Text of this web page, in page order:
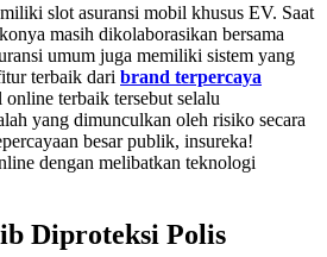
slot asuransi mobil khusus EV. Saat
masih dikolaborasikan bersama
umum juga memiliki sistem yang
terbaik dari brand terpercaya
terbaik tersebut selalu
yang dimunculkan oleh risiko secara
besar publik, insureka!
dengan melibatkan teknologi
Diproteksi Polis